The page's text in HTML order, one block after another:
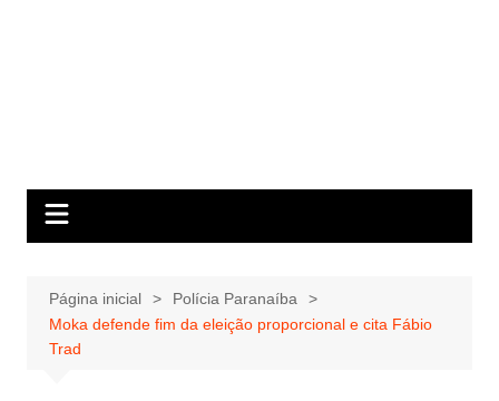
Página inicial
Polícia Paranaíba
Moka defende fim da eleição proporcional e cita Fábio
Trad